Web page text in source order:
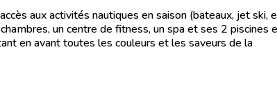
aux activités nautiques en saison (bateaux, jet ski,
un centre de fitness, un spa et ses 2 piscines
en avant toutes les couleurs et les saveurs de la